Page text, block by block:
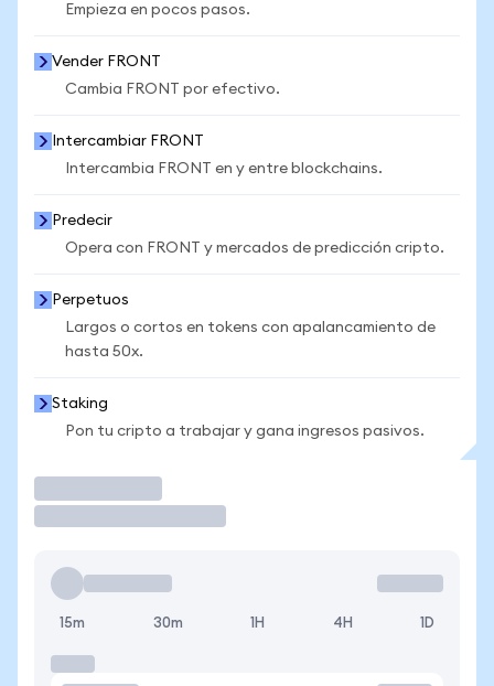
Empieza en pocos pasos.
Vender FRONT
Cambia FRONT por efectivo.
Intercambiar FRONT
Intercambia FRONT en y entre blockchains.
Predecir
Opera con FRONT y mercados de predicción cripto.
Perpetuos
Largos o cortos en tokens con apalancamiento de
hasta 50x.
Staking
Pon tu cripto a trabajar y gana ingresos pasivos.
15m 30m 1H 4H 1D